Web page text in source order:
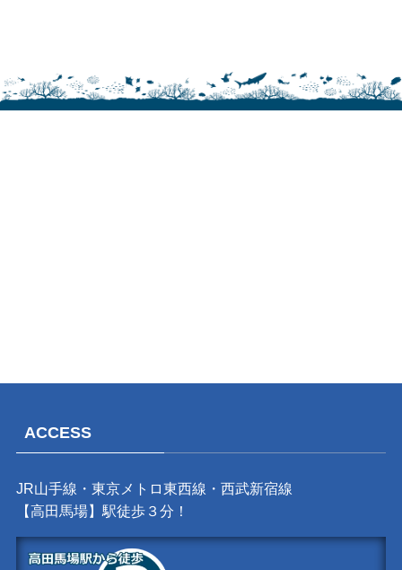
ACCESS
JR山手線・東京メトロ東西線・西武新宿線
【高田馬場】駅徒歩３分！